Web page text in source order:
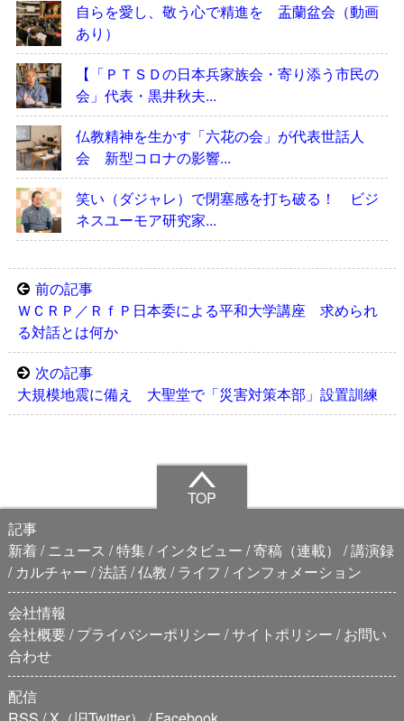
自らを愛し、敬う心で精進を 盂蘭盆会（動画
あり）
【「ＰＴＳＤの日本兵家族会・寄り添う市民の
会」代表・黒井秋夫...
仏教精神を生かす「六花の会」が代表世話人
会 新型コロナの影響...
笑い（ダジャレ）で閉塞感を打ち破る！ ビジ
ネスユーモア研究家...
前の記事
ＷＣＲＰ／ＲｆＰ日本委による平和大学講座 求められ
る対話とは何か
次の記事
大規模地震に備え 大聖堂で「災害対策本部」設置訓練
TOP
記事
新着
ニュース 特集 インタビュー 寄稿（連載）
講演録
カルチャー 法話 仏教 ライフ
インフォメーション
会社情報
会社概要 プライバシーポリシー サイトポリシー
お問い
合わせ
配信